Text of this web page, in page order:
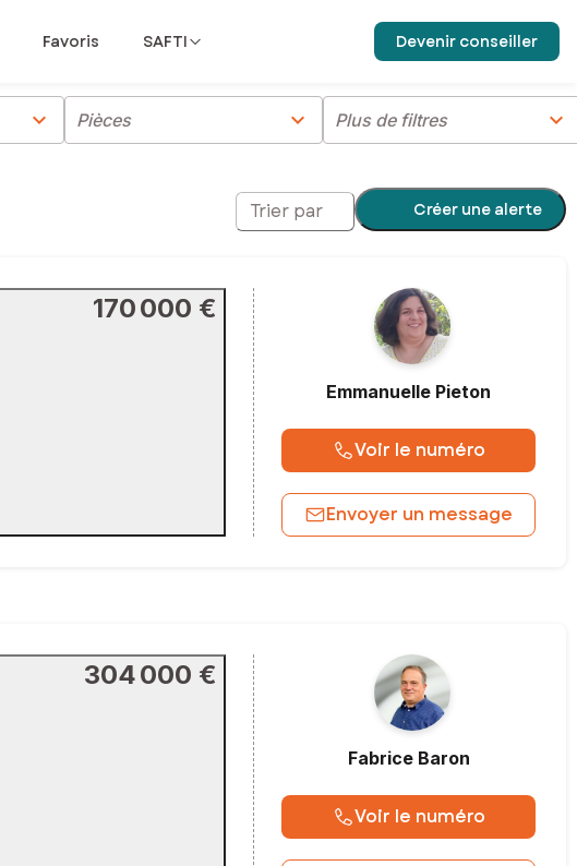
Favoris SAFTI Devenir conseiller
chevron_right Pièces chevron_right Plus de filtres chevron_right
Trier par Créer une alerte
170 000 €
Emmanuelle Pieton
Voir le numéro
Envoyer un message
304 000 €
Fabrice Baron
Voir le numéro